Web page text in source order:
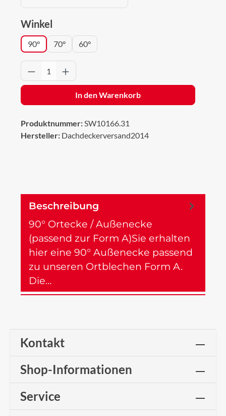
Winkel
90° 70° 60°
Produkt Anzahl: Gib den gewünschten
In den Warenkorb
Produktnummer:SW10166.31
Hersteller: Dachdeckerversand2014
Beschreibung
90° Ortecke / Außenecke
(passend zur Form A)Sie erhalten
hier eine 90° Außenecke passend
zu unseren Ortblechen Form A.
Die…
Kontakt
Shop-Informationen
Service